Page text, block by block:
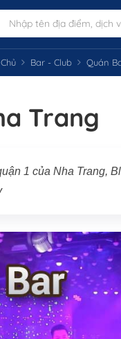
Bar - Club Quán
Trang
1 của Nha Trang,